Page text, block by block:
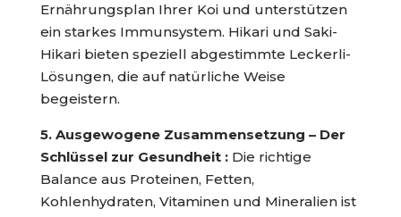
Ernährungsplan Ihrer Koi und unterstützen
ein starkes Immunsystem. Hikari und Saki-
Hikari bieten speziell abgestimmte Leckerli-
Lösungen, die auf natürliche Weise
begeistern.
5. Ausgewogene Zusammensetzung – Der
Schlüssel zur Gesundheit : Die richtige
Balance aus Proteinen, Fetten,
Kohlenhydraten, Vitaminen und Mineralien ist